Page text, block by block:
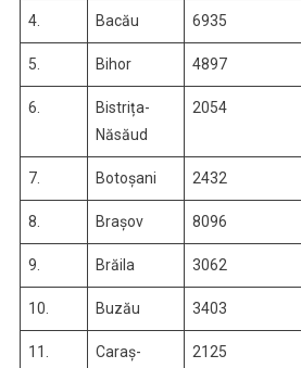
4. Bacău 6935
5. Bihor 4897
6.
Bistrița-
Năsăud
2054
7. Botoșani 2432
8. Brașov 8096
9. Brăila 3062
10. Buzău 3403
11.
Caraș-
2125